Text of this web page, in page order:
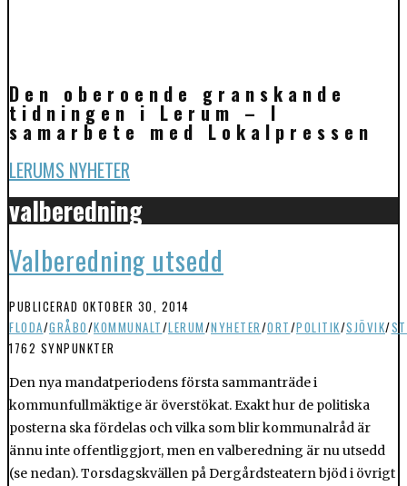
Den oberoende granskande
tidningen i Lerum – I
samarbete med Lokalpressen
LERUMS NYHETER
valberedning
Valberedning utsedd
PUBLICERAD OKTOBER 30, 2014
FLODA/GRÅBO/KOMMUNALT/LERUM/NYHETER/ORT/POLITIK/SJÖVIK/
1762 SYNPUNKTER
Den nya mandatperiodens första sammanträde i
kommunfullmäktige är överstökat. Exakt hur de politiska
posterna ska fördelas och vilka som blir kommunalråd är
ännu inte offentliggjort, men en valberedning är nu utsedd
(se nedan). Torsdagskvällen på Dergårdsteatern bjöd i övrigt